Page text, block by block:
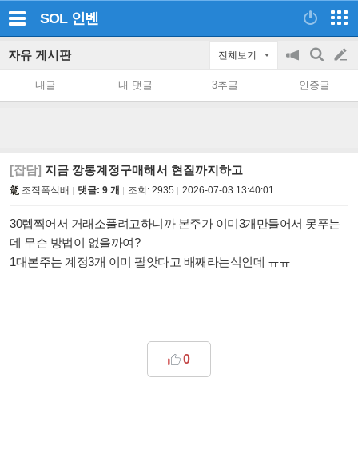
SOL 인벤
자유 게시판 전체보기
공
on/off
검
색
글
쓰
내글 내 댓글 3추글 인증글
[잡담] 지금 깡통계정구매해서 현질까지하고
조직폭식배 댓글: 9 개 조회: 2935 2026-07-03 13:40:01
30렙찍어서 거래소풀려고하니까 본주가 이미3개만들어서 못푸는
데 무슨 방법이 없을까여?
1대본주는 계정3개 이미 팔앗다고 배째라는식인데 ㅠㅠ
0